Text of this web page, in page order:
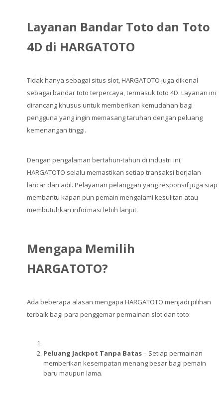
Layanan Bandar Toto dan Toto
4D di HARGATOTO
Tidak hanya sebagai situs slot, HARGATOTO juga dikenal
sebagai bandar toto terpercaya, termasuk toto 4D. Layanan ini
dirancang khusus untuk memberikan kemudahan bagi
pengguna yang ingin memasang taruhan dengan peluang
kemenangan tinggi.
Dengan pengalaman bertahun-tahun di industri ini,
HARGATOTO selalu memastikan setiap transaksi berjalan
lancar dan adil. Pelayanan pelanggan yang responsif juga siap
membantu kapan pun pemain mengalami kesulitan atau
membutuhkan informasi lebih lanjut.
Mengapa Memilih
HARGATOTO?
Ada beberapa alasan mengapa HARGATOTO menjadi pilihan
terbaik bagi para penggemar permainan slot dan toto:
Peluang Jackpot Tanpa Batas– Setiap permainan
memberikan kesempatan menang besar bagi pemain
baru maupun lama.